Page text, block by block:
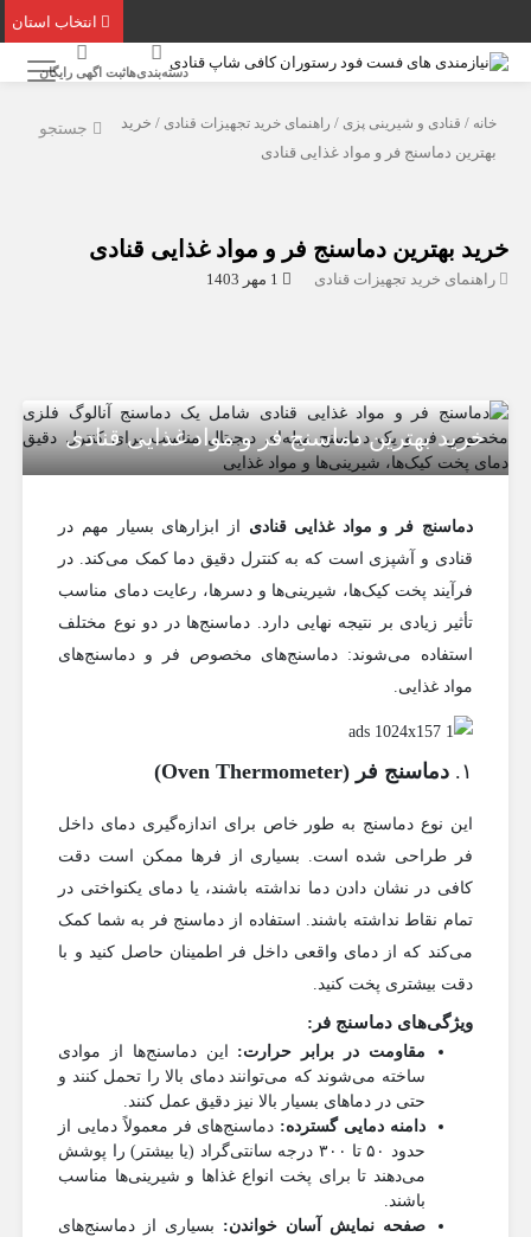
انتخاب استان
دسته‌بندی‌هاثبت اگهی رایگان
جستجو خانه/قنادی و شیرینی پزی/راهنمای خرید تجهیزات قنادی/ خرید
بهترین دماسنج فر و مواد غذایی قنادی
خرید بهترین دماسنج فر و مواد غذایی قنادی
راهنمای خرید تجهیزات قنادی 1 مهر 1403
خرید بهترین دماسنج فر و مواد غذایی قنادی
دماسنج فر و مواد غذایی قنادیاز ابزارهای بسیار مهم در
قنادی و آشپزی است که به کنترل دقیق دما کمک می‌کند. در
فرآیند پخت کیک‌ها، شیرینی‌ها و دسرها، رعایت دمای مناسب
تأثیر زیادی بر نتیجه نهایی دارد. دماسنج‌ها در دو نوع مختلف
استفاده می‌شوند: دماسنج‌های مخصوص فر و دماسنج‌های
مواد غذایی.
۱. دماسنج فر (Oven Thermometer)
این نوع دماسنج به طور خاص برای اندازه‌گیری دمای داخل
فر طراحی شده است. بسیاری از فرها ممکن است دقت
کافی در نشان دادن دما نداشته باشند، یا دمای یکنواختی در
تمام نقاط نداشته باشند. استفاده از دماسنج فر به شما کمک
می‌کند که از دمای واقعی داخل فر اطمینان حاصل کنید و با
دقت بیشتری پخت کنید.
ویژگی‌های دماسنج فر:
مقاومت در برابر حرارت:این دماسنج‌ها از موادی
ساخته می‌شوند که می‌توانند دمای بالا را تحمل کنند و
حتی در دماهای بسیار بالا نیز دقیق عمل کنند.
دامنه دمایی گسترده:دماسنج‌های فر معمولاً دمایی از
حدود ۵۰ تا ۳۰۰ درجه سانتی‌گراد (یا بیشتر) را پوشش
می‌دهند تا برای پخت انواع غذاها و شیرینی‌ها مناسب
باشند.
صفحه نمایش آسان خواندن:بسیاری از دماسنج‌های